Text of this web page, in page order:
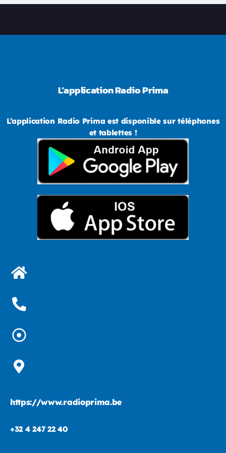
L'application Radio Prima
L’application Radio Prima est disponible sur téléphones
et tablettes !
https://www.radioprima.be
+32 4 247 22 40